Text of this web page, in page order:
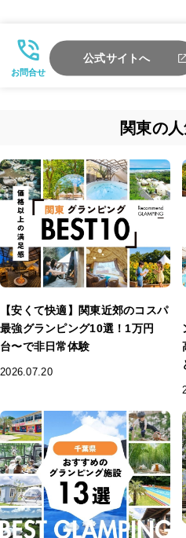
お問合せ
公式サイトへ
関東の
【安くて快適】関東近郊のコスパ
最強グランピング10選！1万円
台〜で非日常体験
2026.07.20